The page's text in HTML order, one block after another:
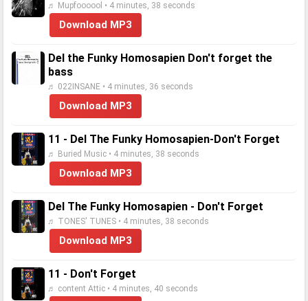
♬ Mupfoooool • 4 minutes, 38 seconds
Download MP3
Del the Funky Homosapien Don't forget the
bass
♬ 022INSANE • 4 minutes, 36 seconds
Download MP3
11 - Del The Funky Homosapien-Don't Forget
♬ Buried Music • 4 minutes, 38 seconds
Download MP3
Del The Funky Homosapien - Don't Forget
♬ TONES' TUNES • 4 minutes, 38 seconds
Download MP3
11 - Don't Forget
♬ content Attic • 4 minutes, 40 seconds